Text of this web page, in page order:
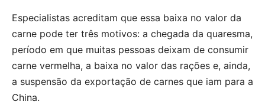
Especialistas acreditam que essa baixa no valor da
carne pode ter três motivos: a chegada da quaresma,
período em que muitas pessoas deixam de consumir
carne vermelha, a baixa no valor das rações e, ainda,
a suspensão da exportação de carnes que iam para a
China.